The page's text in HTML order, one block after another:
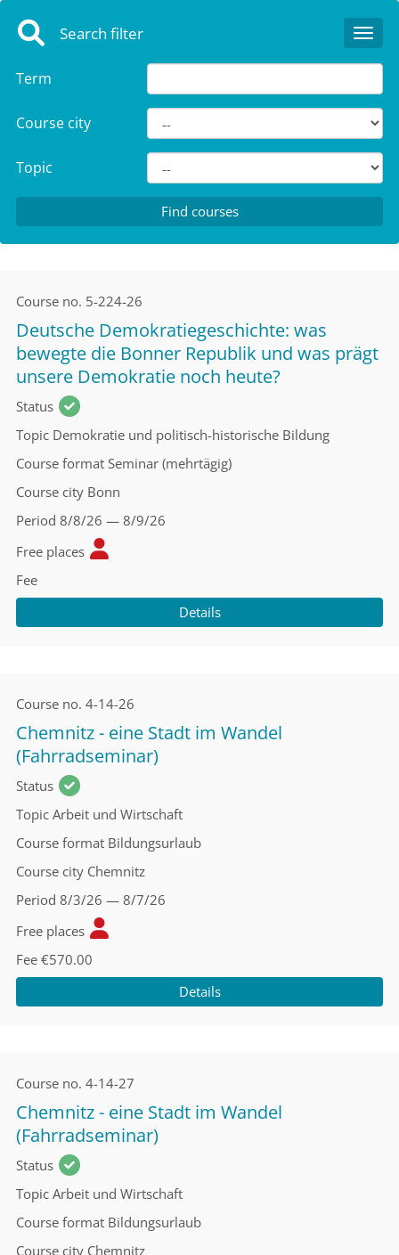
Search filter
Term
Course city
Topic
Course no. 5-224-26
Deutsche Demokratiegeschichte: was
bewegte die Bonner Republik und was prägt
unsere Demokratie noch heute?
Status
Topic Demokratie und politisch-historische Bildung
Course format Seminar (mehrtägig)
Course city Bonn
Period 8/8/26 — 8/9/26
Free places
Fee
Details
Course no. 4-14-26
Chemnitz - eine Stadt im Wandel
(Fahrradseminar)
Status
Topic Arbeit und Wirtschaft
Course format Bildungsurlaub
Course city Chemnitz
Period 8/3/26 — 8/7/26
Free places
Fee €570.00
Details
Course no. 4-14-27
Chemnitz - eine Stadt im Wandel
(Fahrradseminar)
Status
Topic Arbeit und Wirtschaft
Course format Bildungsurlaub
Course city Chemnitz